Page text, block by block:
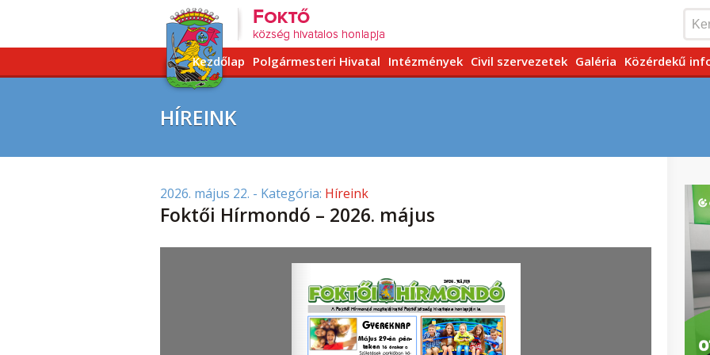
Kezdőlap Polgármesteri Hivatal Intézmények Civil szervezetek Galéria Közérdekű
HÍREINK
2026. május 22. - Kategória: Híreink
Foktői Hírmondó – 2026. május